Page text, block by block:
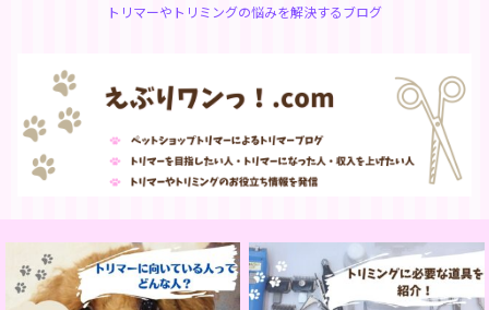
トリマーやトリミングの悩みを解決するブログ